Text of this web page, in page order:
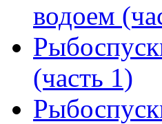
водоем
(часть 1)